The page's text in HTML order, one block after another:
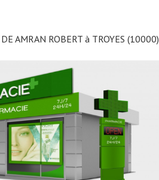
AMRAN ROBERT à TROYES (10000)